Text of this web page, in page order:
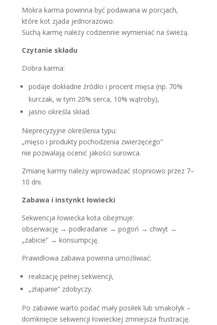
Mokra karma powinna być podawana w porcjach,
które kot zjada jednorazowo.
Suchą karmę należy codziennie wymieniać na świeżą.
Czytanie składu
Dobra karma:
podaje dokładne źródło i procent mięsa (np. 70%
kurczak, w tym 20% serca, 10% wątroby),
jasno określa skład.
Nieprecyzyjne określenia typu:
„mięso i produkty pochodzenia zwierzęcego”
nie pozwalają ocenić jakości surowca.
Zmianę karmy należy wprowadzać stopniowo przez 7–
10 dni.
Zabawa i instynkt łowiecki
Sekwencja łowiecka kota obejmuje:
obserwację → podkradanie → pogoń → chwyt →
„zabicie” → konsumpcję.
Prawidłowa zabawa powinna umożliwiać:
realizację pełnej sekwencji,
„złapanie” zdobyczy.
Po zabawie warto podać mały posiłek lub smakołyk –
domknięcie sekwencji łowieckiej zmniejsza frustrację.